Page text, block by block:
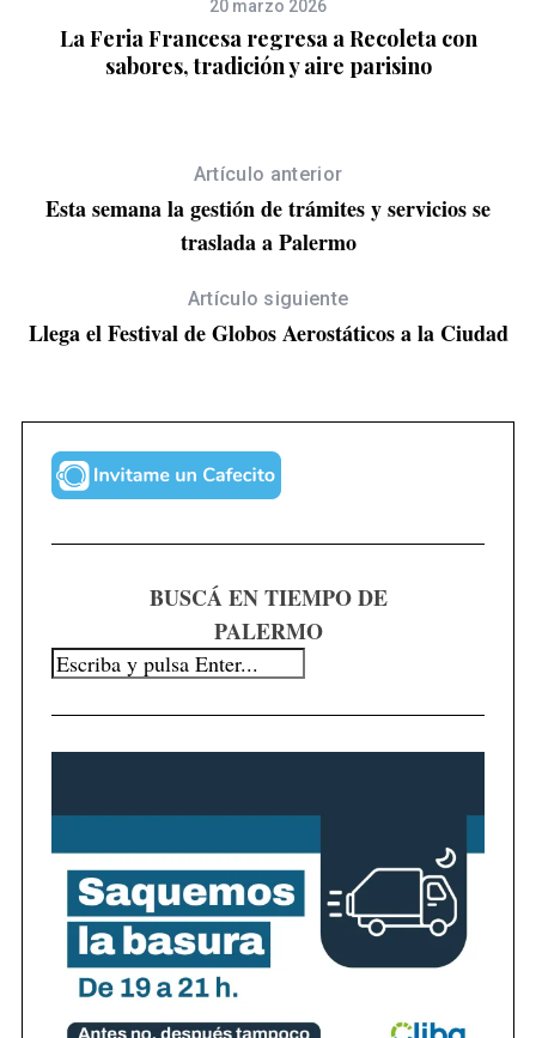
20 marzo 2026
La Feria Francesa regresa a Recoleta con
sabores, tradición y aire parisino
Artículo anterior
Esta semana la gestión de trámites y servicios se
traslada a Palermo
Artículo siguiente
Llega el Festival de Globos Aerostáticos a la Ciudad
BUSCÁ EN TIEMPO DE
PALERMO
S
r
c
h